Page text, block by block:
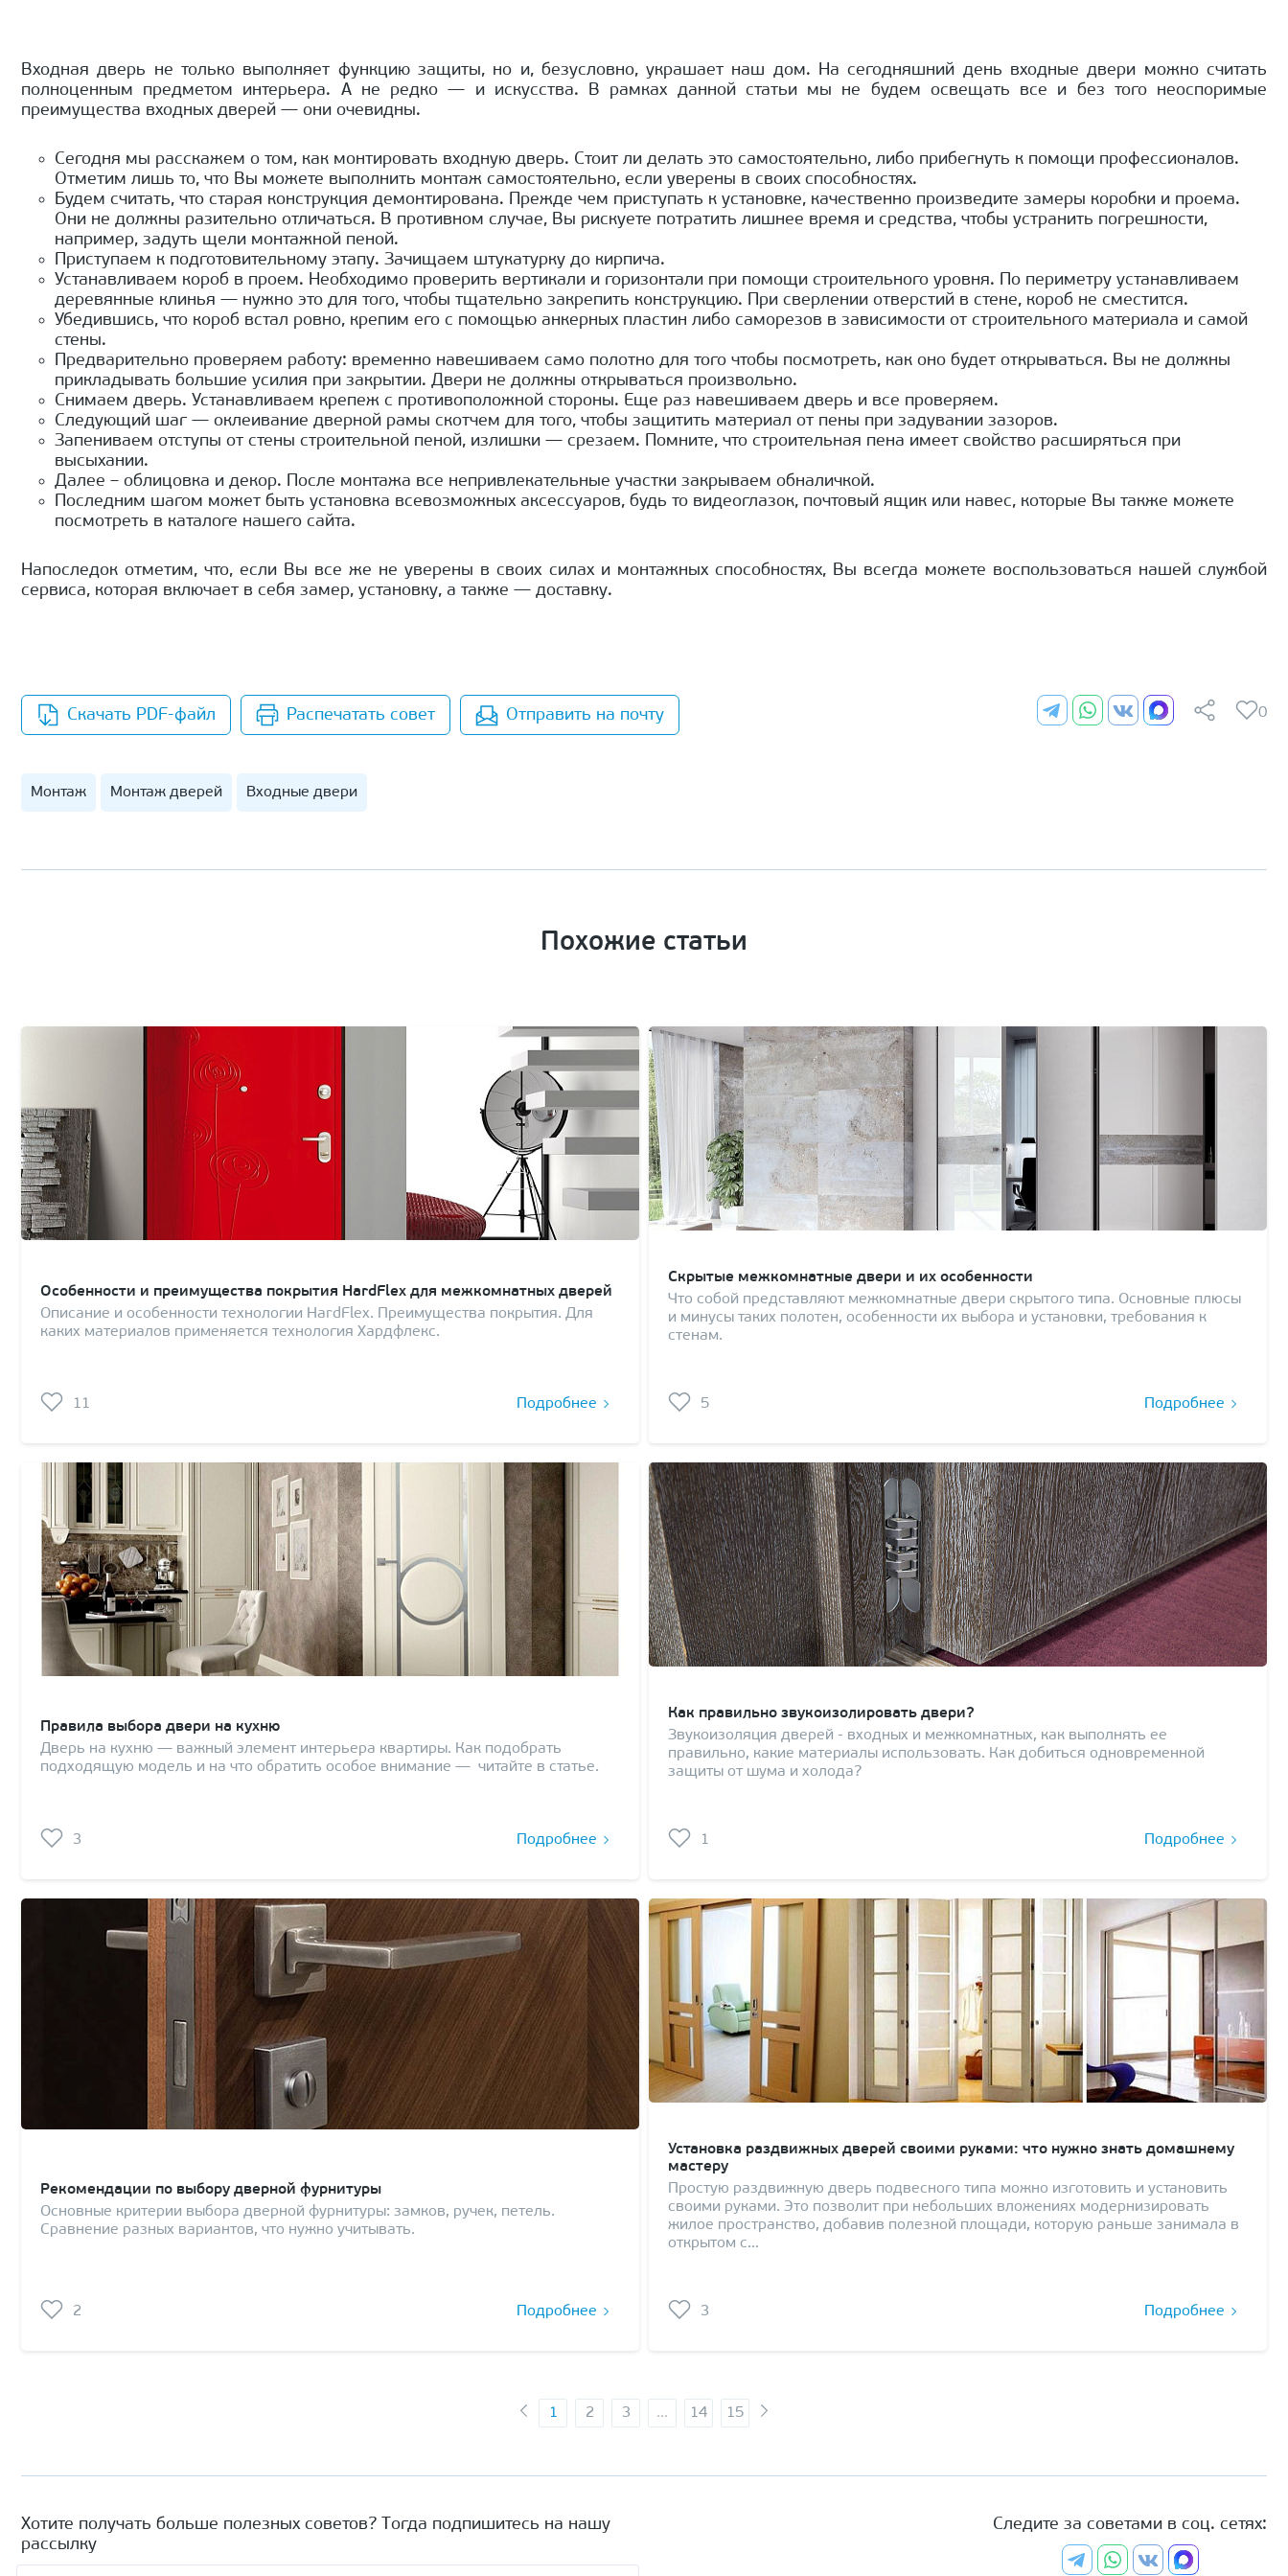
Входная дверь не только выполняет функцию защиты, но и, безусловно, украшает наш дом. На сегодняшний день входные двери можно считать
полноценным предметом интерьера. А не редко — и искусства. В рамках данной статьи мы не будем освещать все и без того неоспоримые
преимущества входных дверей — они очевидны.
Сегодня мы расскажем о том, как монтировать входную дверь. Стоит ли делать это самостоятельно, либо прибегнуть к помощи профессионалов.
Отметим лишь то, что Вы можете выполнить монтаж самостоятельно, если уверены в своих способностях.
Будем считать, что старая конструкция демонтирована. Прежде чем приступать к установке, качественно произведите замеры коробки и проема.
Они не должны разительно отличаться. В противном случае, Вы рискуете потратить лишнее время и средства, чтобы устранить погрешности,
например, задуть щели монтажной пеной.
Приступаем к подготовительному этапу. Зачищаем штукатурку до кирпича.
Устанавливаем короб в проем. Необходимо проверить вертикали и горизонтали при помощи строительного уровня. По периметру устанавливаем
деревянные клинья — нужно это для того, чтобы тщательно закрепить конструкцию. При сверлении отверстий в стене, короб не сместится.
Убедившись, что короб встал ровно, крепим его с помощью анкерных пластин либо саморезов в зависимости от строительного материала и самой
стены.
Предварительно проверяем работу: временно навешиваем само полотно для того чтобы посмотреть, как оно будет открываться. Вы не должны
прикладывать большие усилия при закрытии. Двери не должны открываться произвольно.
Снимаем дверь. Устанавливаем крепеж с противоположной стороны. Еще раз навешиваем дверь и все проверяем.
Следующий шаг — оклеивание дверной рамы скотчем для того, чтобы защитить материал от пены при задувании зазоров.
Запениваем отступы от стены строительной пеной, излишки — срезаем. Помните, что строительная пена имеет свойство расширяться при
высыхании.
Далее – облицовка и декор. После монтажа все непривлекательные участки закрываем обналичкой.
Последним шагом может быть установка всевозможных аксессуаров, будь то видеоглазок, почтовый ящик или навес, которые Вы также можете
посмотреть в каталоге нашего сайта.
Напоследок отметим, что, если Вы все же не уверены в своих силах и монтажных способностях, Вы всегда можете воспользоваться нашей службой
сервиса, которая включает в себя замер, установку, а также — доставку.
Скачать PDF-файл Распечатать совет Отправить на почту
Монтаж Монтаж дверей Входные двери
0
Похожие статьи
Особенности и преимущества покрытия HardFlex для межкомнатных дверей
Описание и особенности технологии HardFlex. Преимущества покрытия. Для
каких материалов применяется технология Хардфлекс.
11 Подробнее
Скрытые межкомнатные двери и их особенности
Что собой представляют межкомнатные двери скрытого типа. Основные плюсы
и минусы таких полотен, особенности их выбора и установки, требования к
стенам.
5 Подробнее
Правила выбора двери на кухню
Дверь на кухню — важный элемент интерьера квартиры. Как подобрать
подходящую модель и на что обратить особое внимание — читайте в статье.
3 Подробнее
Как правильно звукоизолировать двери?
Звукоизоляция дверей - входных и межкомнатных, как выполнять ее
правильно, какие материалы использовать. Как добиться одновременной
защиты от шума и холода?
1 Подробнее
Рекомендации по выбору дверной фурнитуры
Основные критерии выбора дверной фурнитуры: замков, ручек, петель.
Сравнение разных вариантов, что нужно учитывать.
2 Подробнее
Установка раздвижных дверей своими руками: что нужно знать домашнему
мастеру
Простую раздвижную дверь подвесного типа можно изготовить и установить
своими руками. Это позволит при небольших вложениях модернизировать
жилое пространство, добавив полезной площади, которую раньше занимала в
открытом с…
3 Подробнее
1 2 3 ... 14 15
Хотите получать больше полезных советов? Тогда подпишитесь на нашу
рассылку
Следите за советами в соц. сетях: